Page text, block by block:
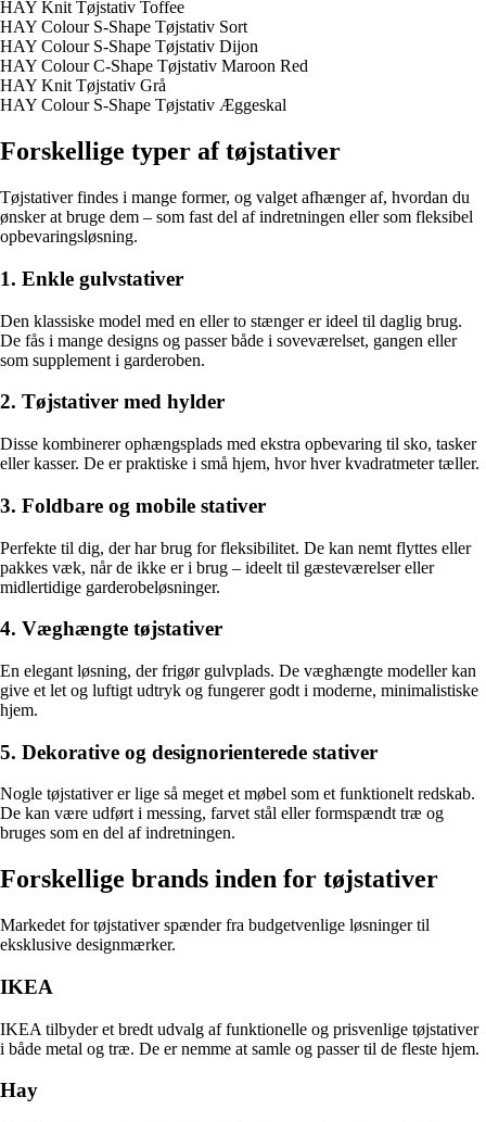
HAY Knit Tøjstativ Toffee
HAY Colour S-Shape Tøjstativ Sort
HAY Colour S-Shape Tøjstativ Dijon
HAY Colour C-Shape Tøjstativ Maroon Red
HAY Knit Tøjstativ Grå
HAY Colour S-Shape Tøjstativ Æggeskal
Forskellige typer af tøjstativer
Tøjstativer findes i mange former, og valget afhænger af, hvordan du
ønsker at bruge dem – som fast del af indretningen eller som fleksibel
opbevaringsløsning.
1. Enkle gulvstativer
Den klassiske model med en eller to stænger er ideel til daglig brug.
De fås i mange designs og passer både i soveværelset, gangen eller
som supplement i garderoben.
2. Tøjstativer med hylder
Disse kombinerer ophængsplads med ekstra opbevaring til sko, tasker
eller kasser. De er praktiske i små hjem, hvor hver kvadratmeter tæller.
3. Foldbare og mobile stativer
Perfekte til dig, der har brug for fleksibilitet. De kan nemt flyttes eller
pakkes væk, når de ikke er i brug – ideelt til gæsteværelser eller
midlertidige garderobeløsninger.
4. Væghængte tøjstativer
En elegant løsning, der frigør gulvplads. De væghængte modeller kan
give et let og luftigt udtryk og fungerer godt i moderne, minimalistiske
hjem.
5. Dekorative og designorienterede stativer
Nogle tøjstativer er lige så meget et møbel som et funktionelt redskab.
De kan være udført i messing, farvet stål eller formspændt træ og
bruges som en del af indretningen.
Forskellige brands inden for tøjstativer
Markedet for tøjstativer spænder fra budgetvenlige løsninger til
eksklusive designmærker.
IKEA
IKEA tilbyder et bredt udvalg af funktionelle og prisvenlige tøjstativer
i både metal og træ. De er nemme at samle og passer til de fleste hjem.
Hay